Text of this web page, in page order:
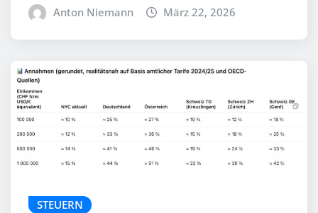
Anton Niemann März 22, 2026
STEUERN